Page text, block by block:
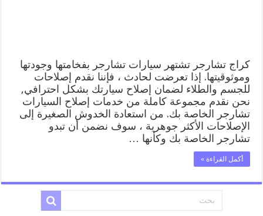
كراج تشارجر تشتهر سيارات تشارجر بفخامتها وجودتها
وموثوقيتها. إذا تعرضت لحادث ، فإننا نقدم إصلاحات
للجسم والطلاء لضمان إصلاح سيارتك بشكل احترافي,
نحن نقدم مجموعة كاملة من خدمات إصلاح السيارات
تشارجر الخاصة بك. من استعادة الخدوش الصغيرة إلى
الإصلاحات الأكثر جوهرية ، سوف نضمن أن تبدو
تشارجر الخاصة بك وكأنها …
أكمل القراءة »